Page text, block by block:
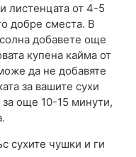
листенцата от 4-5
добре сместа. В
добавете още
купена кайма от
да не добавяте
за вашите сухи
още 10-15 минути,
сухите чушки и ги